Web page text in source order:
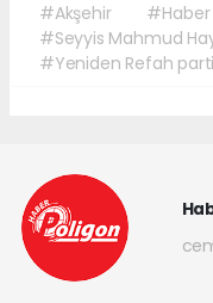
#Akşehir
#Haber
#Seyyis Mahmud
#Yeniden Refah